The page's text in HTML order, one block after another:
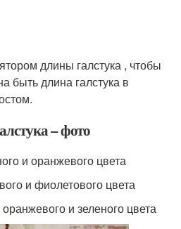
длины галстука , чтобы
быть длина галстука в
– фото
и оранжевого цвета
и фиолетового цвета
и зеленого цвета